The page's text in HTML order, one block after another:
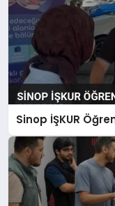
Sinop İŞKUR